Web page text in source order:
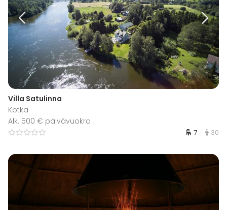
Villa Satulinna
Kotka
Alk. 500 € päivävuokra
7 30